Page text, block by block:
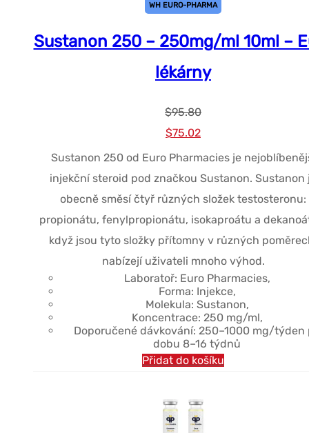
WH EURO-PHARMA
Sustanon 250 – 250mg/ml 10ml –
lékárny
$95.80
Původní
cena
byla:
$95.80.
$75.02Současná
cena
je:
$75.02.
Sustanon 250 od Euro Pharmacies je
injekční steroid pod značkou Sustanon. Sustanon
obecně směsí čtyř různých složek testosteronu:
propionátu, fenylpropionátu, isokaproátu a
když jsou tyto složky přítomny v různých
nabízejí uživateli mnoho výhod.
Laboratoř: Euro Pharmacies,
Forma: Injekce,
Molekula: Sustanon,
Koncentrace: 250 mg/ml,
Doporučené dávkování: 250–1000 mg/týden
dobu 8–16 týdnů
Přidat do košíku